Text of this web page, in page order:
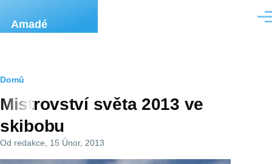
Amadé
Drobečková
navigace
Domů
Mistrovství světa 2013 ve
skibobu
Od redakce , 15 Únor, 2013